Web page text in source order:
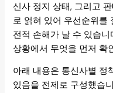
신사 정지 상태, 그리고
로 얽혀 있어 우선순위를
전적 손해가 날 수 있습
상황에서 무엇을 먼저 확
아래 내용은 통신사별 정
있음을 전제로 구성했습